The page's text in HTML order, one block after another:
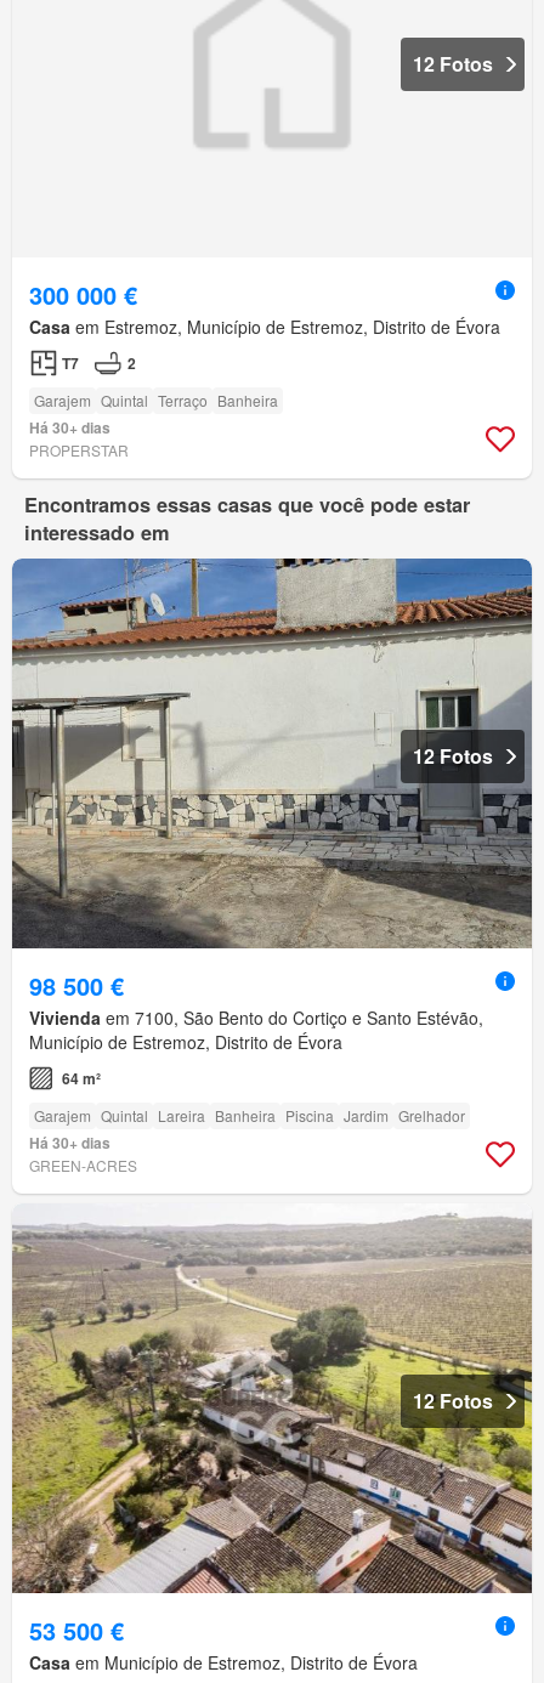
12 Fotos
300 000 €
Casa em Estremoz, Município de Estremoz, Distrito de Évora
T7 2
Garajem Quintal Terraço Banheira
Há 30+ dias
PROPERSTAR
Encontramos essas casas que você pode estar
interessado em
12 Fotos
98 500 €
Vivienda em 7100, São Bento do Cortiço e Santo Estévão,
Município de Estremoz, Distrito de Évora
64 m²
Garajem Quintal Lareira Banheira Piscina Jardim Grelhador
Há 30+ dias
GREEN-ACRES
12 Fotos
53 500 €
Casa em Município de Estremoz, Distrito de Évora